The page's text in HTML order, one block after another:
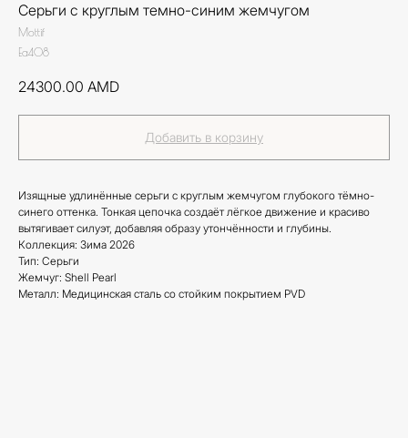
Серьги с круглым темно-синим жемчугом
Mottif
Ea408
24300.00 AMD
Добавить в корзину
Изящные удлинённые серьги с круглым жемчугом глубокого тёмно-
синего оттенка. Тонкая цепочка создаёт лёгкое движение и красиво
вытягивает силуэт, добавляя образу утончённости и глубины.
Коллекция: Зима 2026
Тип: Серьги
Жемчуг: Shell Pearl
Металл: Медицинская сталь со стойким покрытием PVD